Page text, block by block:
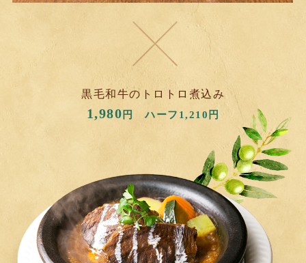
黒毛和牛のトロトロ煮込み
1,980 円 ハーフ1,210円